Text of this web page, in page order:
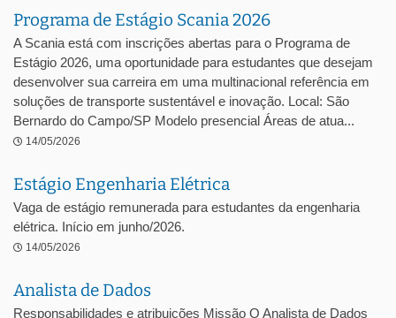
Programa de Estágio Scania 2026
A Scania está com inscrições abertas para o Programa de
Estágio 2026, uma oportunidade para estudantes que desejam
desenvolver sua carreira em uma multinacional referência em
soluções de transporte sustentável e inovação. Local: São
Bernardo do Campo/SP Modelo presencial Áreas de atua...
14/05/2026
Estágio Engenharia Elétrica
Vaga de estágio remunerada para estudantes da engenharia
elétrica. Início em junho/2026.
14/05/2026
Analista de Dados
Responsabilidades e atribuições Missão O Analista de Dados